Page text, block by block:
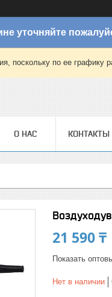
уточняйте
поскольку по ее
О НАС КОНТАКТЫ
21 590 ₸
Показать
Нет в наличии